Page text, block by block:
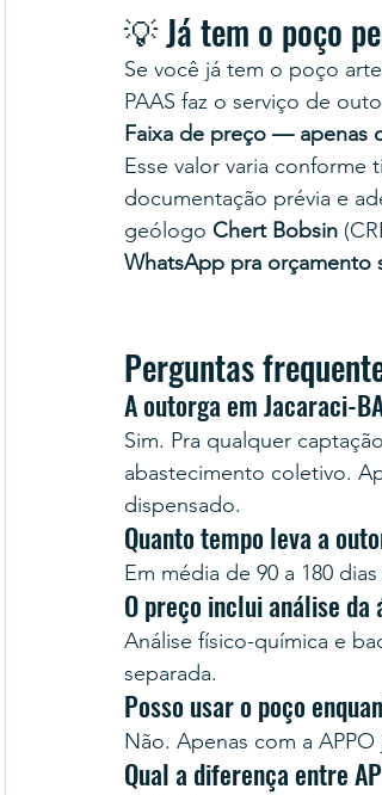
💡 Já tem o poço
Se você já tem o poço
PAAS faz o serviço de
Faixa de preço — apenas
Esse valor varia
documentação prévia e
geólogo Chert Bobsin
WhatsApp pra orçamento
Perguntas
A outorga em Jacaraci-
Sim. Pra qualquer
abastecimento coletivo.
dispensado.
Quanto tempo leva a
Em média de 90 a 180
O preço inclui análise da
Análise físico-química e
separada.
Posso usar o poço
Não. Apenas com a
Qual a diferença entre